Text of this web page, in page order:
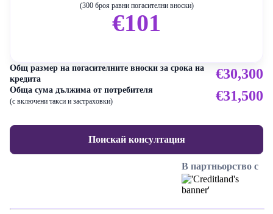
(300 броя равни погасителни вноски)
€101
Общ размер на погасителните вноски за срока на
кредита
€30,300
Обща сума дължима от потребителя
(с включени такси и застраховки) €31,500
Поискай консултация
В партньорство с